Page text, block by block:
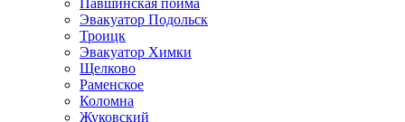
Эвакуатор Подольск
Троицк
Эвакуатор Химки
Щелково
Раменское
Коломна
Жуковский